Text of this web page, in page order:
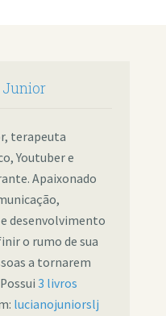
terapeuta
Youtuber e
Apaixonado
desenvolvimento
o rumo de sua
a tornarem
3 livros
lucianojuniorslj